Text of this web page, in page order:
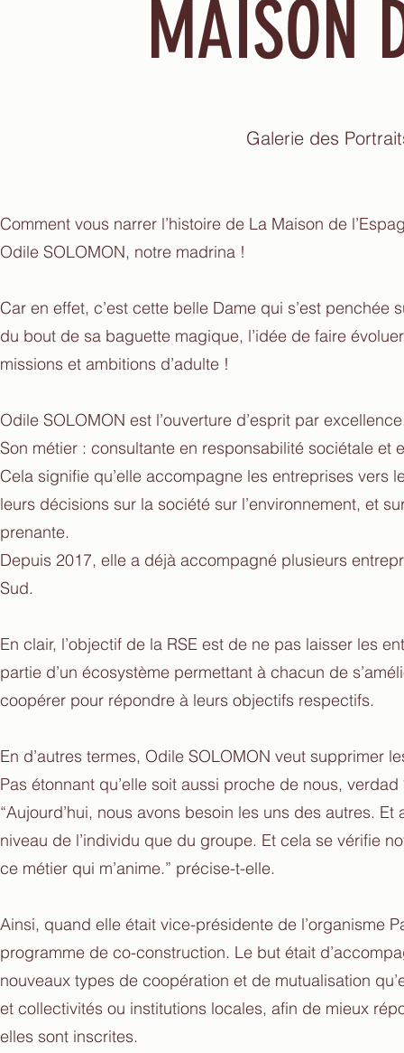
MAISON
Galerie des
Comment vous narrer l’histoire de La Maison de
Odile SOLOMON, notre madrina !
Car en effet, c’est cette belle Dame qui s’est
du bout de sa baguette magique, l’idée de faire
missions et ambitions d’adulte !
Odile SOLOMON est l’ouverture d’esprit par
Son métier : consultante en responsabilité sociétale et
Cela signifie qu’elle accompagne les entreprises
leurs décisions sur la société sur l’environnement, et
prenante.
Depuis 2017, elle a déjà accompagné plusieurs
Sud.
En clair, l’objectif de la RSE est de ne pas laisser les
partie d’un écosystème permettant à chacun de
coopérer pour répondre à leurs objectifs respectifs.
En d’autres termes, Odile SOLOMON veut supprimer
Pas étonnant qu’elle soit aussi proche de nous, verdad
“Aujourd’hui, nous avons besoin les uns des autres.
niveau de l’individu que du groupe. Et cela se vérifie
ce métier qui m’anime.” précise-t-elle.
Ainsi, quand elle était vice-présidente de l’organisme
programme de co-construction. Le but était
nouveaux types de coopération et de mutualisation
et collectivités ou institutions locales, afin de mieux
elles sont inscrites.